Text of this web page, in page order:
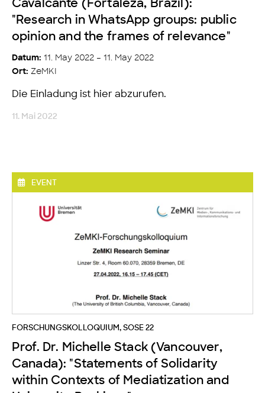
Cavalcante (Fortaleza, Brazil):
"Research in WhatsApp groups: public
opinion and the frames of relevance"
Datum: 11. May 2022 – 11. May 2022
Ort: ZeMKI
Die Einladung ist hier abzurufen.
11. Mai 2022
EVENT
FORSCHUNGSKOLLOQUIUM, SOSE 22
Prof. Dr. Michelle Stack (Vancouver,
Canada): "Statements of Solidarity
within Contexts of Mediatization and